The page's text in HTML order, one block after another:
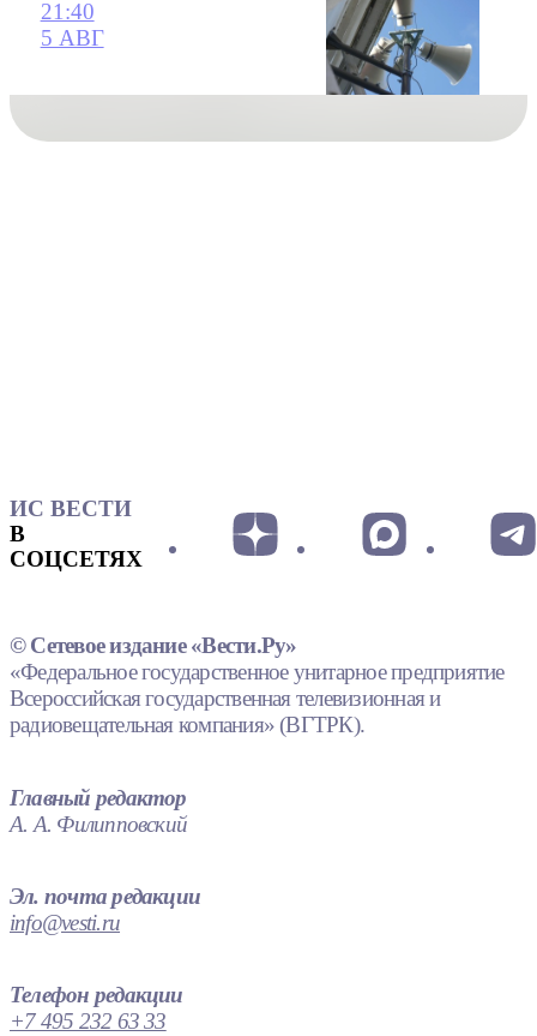
21:40
5 АВГ
ИС ВЕСТИ
В
СОЦСЕТЯХ
© Сетевое издание «Вести.Ру»
«Федеральное государственное унитарное предприятие
Всероссийская государственная телевизионная и
радиовещательная компания» (ВГТРК).
Главный редактор
А. А. Филипповский
Эл. почта редакции
info@vesti.ru
Телефон редакции
+7 495 232 63 33